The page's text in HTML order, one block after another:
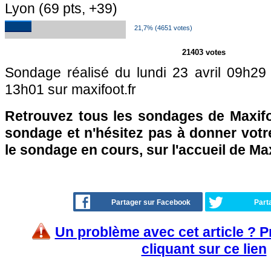
Lyon (69 pts, +39)
21,7% (4651 votes)
21403 votes
Sondage réalisé du lundi 23 avril
13h01 sur maxifoot.fr
Retrouvez tous les sondages de
sondage et n'hésitez pas à donner
le sondage en cours, sur l'accueil de
Partager sur Facebook
Un problème avec cet article ?
cliquant sur ce lien